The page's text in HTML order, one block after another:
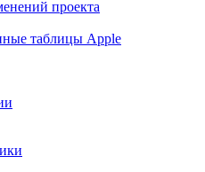
проекта
таблицы Apple